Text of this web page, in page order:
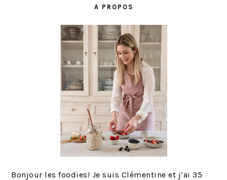
A PROPOS
Bonjour les foodies! Je suis Clémentine et j’ai 35